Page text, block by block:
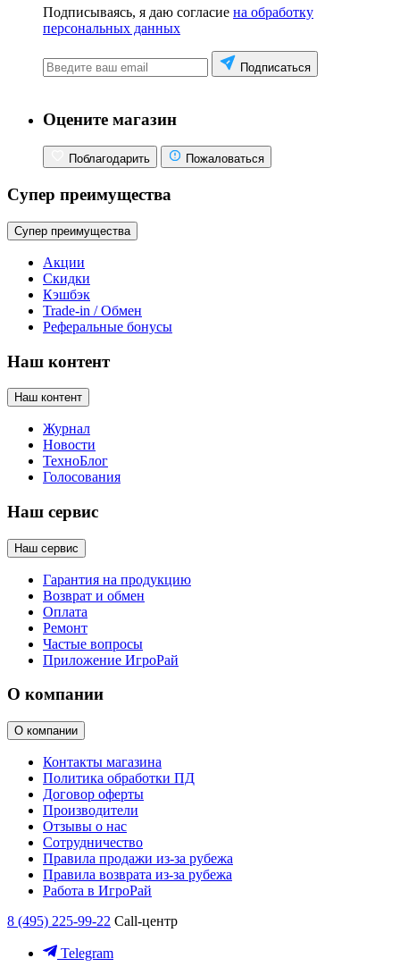
Подписываясь, я даю согласие на обработку
персональных данных
Подписаться
Оцените магазин
Поблагодарить Пожаловаться
Супер преимущества
Супер преимущества
Акции
Скидки
Кэшбэк
Trade-in / Обмен
Реферальные бонусы
Наш контент
Наш контент
Журнал
Новости
ТехноБлог
Голосования
Наш сервис
Наш сервис
Гарантия на продукцию
Возврат и обмен
Оплата
Ремонт
Частые вопросы
Приложение ИгроРай
О компании
О компании
Контакты магазина
Политика обработки ПД
Договор оферты
Производители
Отзывы о нас
Сотрудничество
Правила продажи из-за рубежа
Правила возврата из-за рубежа
Работа в ИгроРай
8 (495) 225-99-22 Call-центр
Telegram